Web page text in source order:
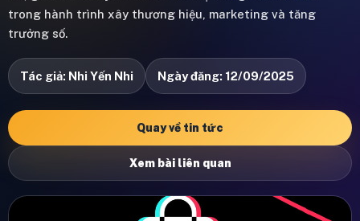
trong hành trình xây thương hiệu, marketing và tăng
trưởng số.
Tác giả: Nhi Yến Nhi Ngày đăng: 12/09/2025
Quay về tin tức
Xem bài liên quan